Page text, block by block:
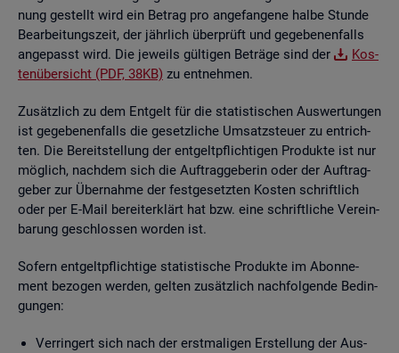
nung ge­stellt wird ein Be­trag pro an­ge­fan­ge­ne halbe Stun­de
Be­ar­bei­tungs­zeit, der jähr­lich über­prüft und ge­ge­be­nen­falls
an­ge­passt wird. Die je­weils gül­ti­gen Be­trä­ge sind der
Kos­
ten­über­sicht (PDF, 38KB) zu ent­neh­men.
Zu­sätz­lich zu dem Ent­gelt für die sta­tis­ti­schen Aus­wer­tun­gen
ist ge­ge­be­nen­falls die ge­setz­li­che Um­satz­steu­er zu ent­rich­
ten. Die Be­reit­stel­lung der ent­gelt­pflich­ti­gen Pro­duk­te ist nur
mög­lich, nach­dem sich die Auf­trag­ge­be­rin oder der Auf­trag­
ge­ber zur Über­nah­me der fest­ge­setz­ten Kos­ten schrift­lich
oder per E-Mail be­reit­er­klärt hat bzw. eine schrift­li­che Ver­ein­
ba­rung ge­schlos­sen wor­den ist.
So­fern ent­gelt­pflich­ti­ge sta­tis­ti­sche Pro­duk­te im Abon­ne­
ment be­zo­gen wer­den, gel­ten zu­sätz­lich nach­fol­gen­de Be­din­
gun­gen:
Ver­rin­gert sich nach der erst­ma­li­gen Er­stel­lung der Aus­